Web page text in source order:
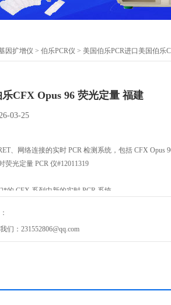
因扩增仪 > 伯乐PCR仪 > 美国伯乐PCR进口美国伯乐
CFX Opus 96 荧光定量 福建
03-25
、网络连接的实时 PCR 检测系统，包括 CFX Opus
荧光定量 PCR 仪#12011319
*的 CFX 系列中新的实时 PCR 系统。
Fi、以太网和
们：231552806@qq.com